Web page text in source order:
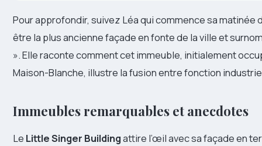
Pour approfondir, suivez Léa qui commence sa matinée
être la plus ancienne façade en fonte de la ville et
». Elle raconte comment cet immeuble, initialement
Maison-Blanche, illustre la fusion entre fonction
Immeubles remarquables et anecdotes
Le Little Singer Buildingattire l’œil avec sa façade en